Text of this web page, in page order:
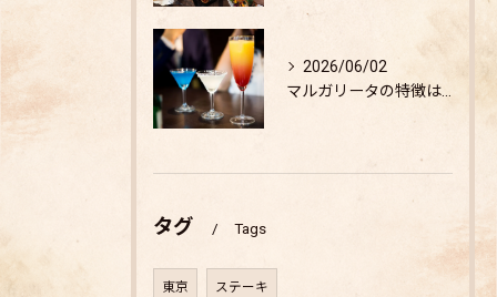
2026/06/02
タグ Tags
東京 ステーキ